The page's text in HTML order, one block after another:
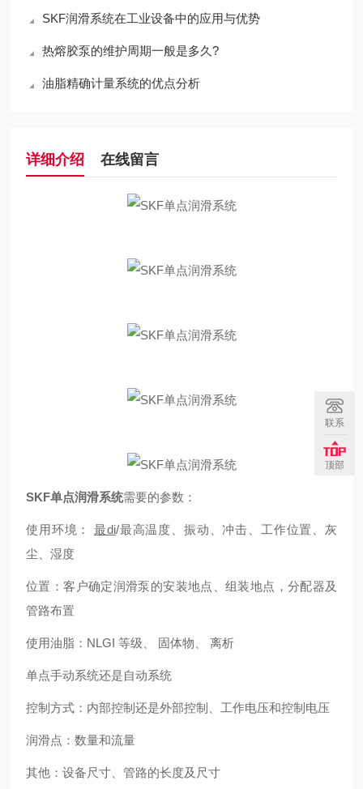
SKF润滑系统在工业设备中的应用与优势
热熔胶泵的维护周期一般是多久?
油脂精确计量系统的优点分析
详细介绍 在线留言
SKF单点润滑系统需要的参数：
使用环境： 最di/最高温度、振动、冲击、工作位置、灰
尘、湿度
位置：客户确定润滑泵的安装地点、组装地点，分配器及
管路布置
使用油脂：NLGI 等级、 固体物、 离析
单点手动系统还是自动系统
控制方式：内部控制还是外部控制、工作电压和控制电压
润滑点：数量和流量
其他：设备尺寸、管路的长度及尺寸
联系
顶部